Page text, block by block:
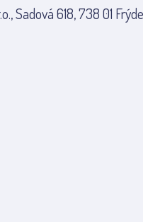
Sadová 618, 738 01